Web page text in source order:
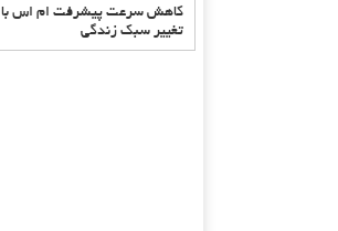
کاهش سرعت پیشرفت ام اس با
تغییر سبک زندگی